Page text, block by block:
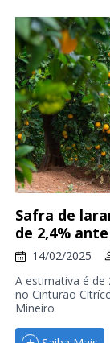
Safra de
de 2,4%
14/02/2025
A estimativa é de
no Cinturão
Mineiro